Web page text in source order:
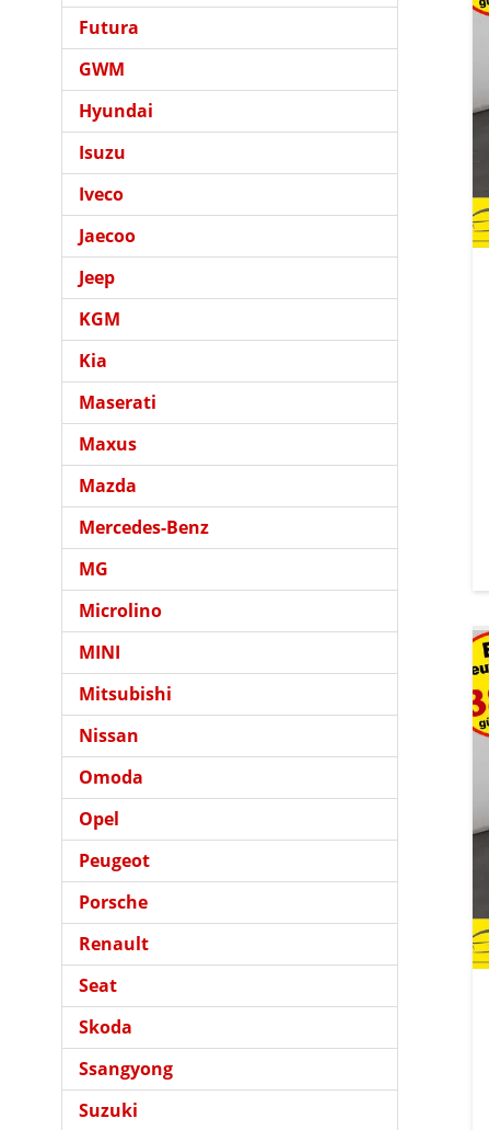
Futura
GWM
Hyundai
Isuzu
Iveco
Jaecoo
Jeep
KGM
Kia
Maserati
Maxus
Mazda
Mercedes-Benz
MG
Microlino
MINI
Mitsubishi
Nissan
Omoda
Opel
Peugeot
Porsche
Renault
Seat
Skoda
Ssangyong
Suzuki